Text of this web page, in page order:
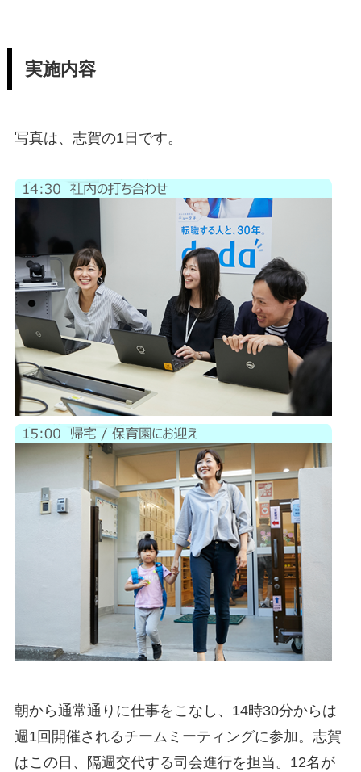
実施内容
写真は、志賀の1日です。
朝から通常通りに仕事をこなし、14時30分からは
週1回開催されるチームミーティングに参加。志賀
はこの日、隔週交代する司会進行を担当。12名が